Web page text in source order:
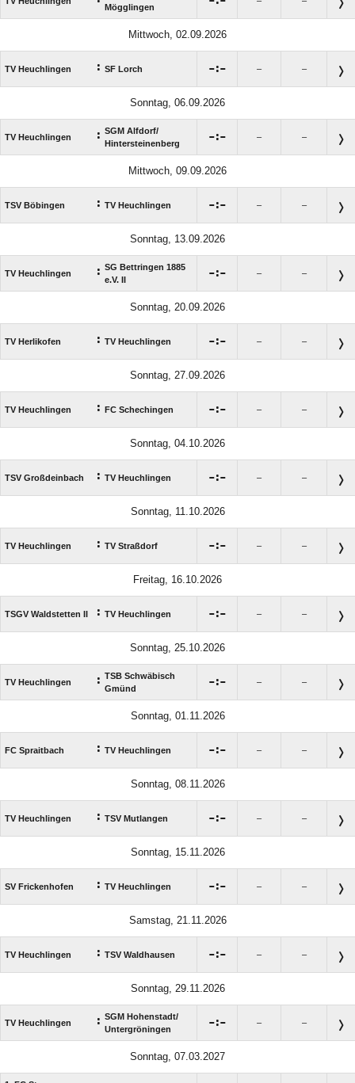
Mögglingen
Mittwoch, 02.09.2026
TV Heuchlingen : SF Lorch : – –
Sonntag, 06.09.2026
TV Heuchlingen : SGM Alfdorf/​
Hintersteinenberg
: – –
Mittwoch, 09.09.2026
TSV Böbingen : TV Heuchlingen : – –
Sonntag, 13.09.2026
TV Heuchlingen : SG Bettringen 1885
e.V. II
: – –
Sonntag, 20.09.2026
TV Herlikofen : TV Heuchlingen : – –
Sonntag, 27.09.2026
TV Heuchlingen : FC Schechingen : – –
Sonntag, 04.10.2026
TSV Großdeinbach : TV Heuchlingen : – –
Sonntag, 11.10.2026
TV Heuchlingen : TV Straßdorf : – –
Freitag, 16.10.2026
TSGV Waldstetten II : TV Heuchlingen : – –
Sonntag, 25.10.2026
TV Heuchlingen : TSB Schwäbisch
Gmünd
: – –
Sonntag, 01.11.2026
FC Spraitbach : TV Heuchlingen : – –
Sonntag, 08.11.2026
TV Heuchlingen : TSV Mutlangen : – –
Sonntag, 15.11.2026
SV Frickenhofen : TV Heuchlingen : – –
Samstag, 21.11.2026
TV Heuchlingen : TSV Waldhausen : – –
Sonntag, 29.11.2026
TV Heuchlingen : SGM Hohenstadt/​
Untergröningen
: – –
Sonntag, 07.03.2027